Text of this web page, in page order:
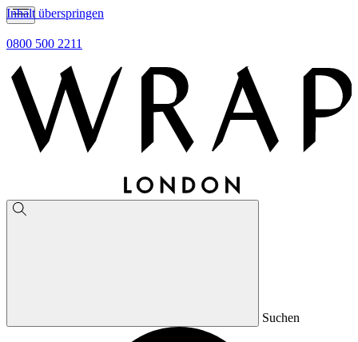
Inhalt überspringen
0800 500 2211
Suchen